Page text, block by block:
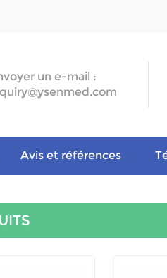
un e-mail :
Avis et références